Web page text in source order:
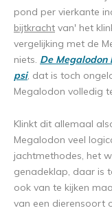
pond per vierkante
bijtkracht van' het
vergelijking met de
niets. De Megalodon
psi, dat is toch
Megalodon volledig
Klinkt dit allemaal
Megalodon veel
jachtmethodes, het
genadeklap, daar is
ook van te kijken
van een dierensoort